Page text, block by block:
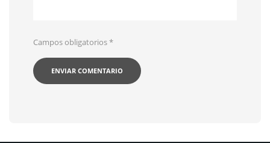
Campos obligatorios*